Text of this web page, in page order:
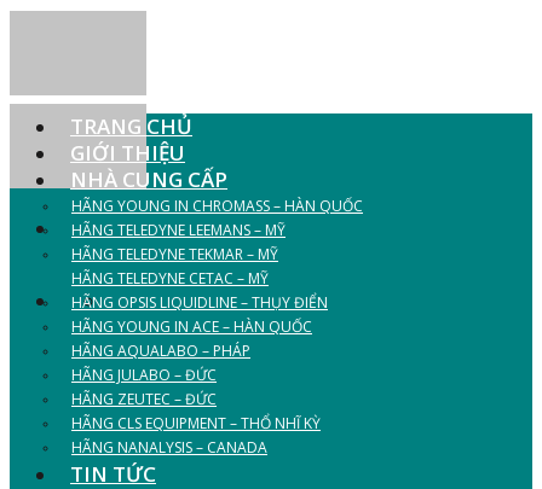
CUNG CẤP THIẾT BỊ
PHÒNG THÍ NGHIỆM
NGÀNH HÓA - THỰC
PHẨM - MÔI TRƯỜNG
TRANG CHỦ
GIỚI THIỆU
NHÀ CUNG CẤP
HÃNG YOUNG IN CHROMASS – HÀN QUỐC
HÃNG TELEDYNE LEEMANS – MỸ
HÃNG TELEDYNE TEKMAR – MỸ
HÃNG TELEDYNE CETAC – MỸ
HÃNG OPSIS LIQUIDLINE – THỤY ĐIỂN
HÃNG YOUNG IN ACE – HÀN QUỐC
HÃNG AQUALABO – PHÁP
HÃNG JULABO – ĐỨC
HÃNG ZEUTEC – ĐỨC
HÃNG CLS EQUIPMENT – THỔ NHĨ KỲ
HÃNG NANALYSIS – CANADA
TIN TỨC